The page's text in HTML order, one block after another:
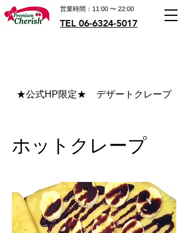
営業時間：11:00 〜 22:00
TEL 06-6324-5017
★公式HP限定★ デザートクレープ
ホットクレープ